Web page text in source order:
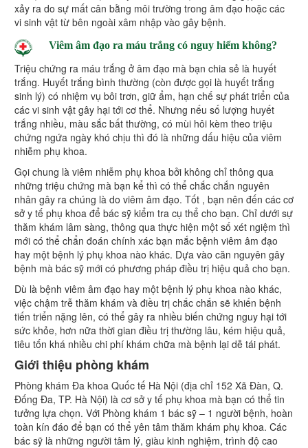
xảy ra do sự mất cân bằng môi trường trong âm đạo hoặc các
vi sinh vật từ bên ngoài xâm nhập vào gây bệnh.
Viêm âm đạo ra máu trắng có nguy hiểm không?
Triệu chứng ra máu trắng ở âm đạo mà bạn chia sẻ là huyết
trắng. Huyết trắng bình thường (còn được gọi là huyết trắng
sinh lý) có nhiệm vụ bôi trơn, giữ ẩm, hạn chế sự phát triển của
các vi sinh vật gây hại tới cơ thể. Nhưng nếu số lượng huyết
trắng nhiều, màu sắc bất thường, có mùi hôi kèm theo triệu
chứng ngứa ngày khó chịu thì đó là những dấu hiệu của viêm
nhiễm phụ khoa.
Gọi chung là viêm nhiễm phụ khoa bởi không chỉ thông qua
những triệu chứng mà bạn kể thì có thể chắc chắn nguyên
nhân gây ra chúng là do viêm âm đạo. Tốt , bạn nên đến các cơ
sở y tế phụ khoa để bác sỹ kiểm tra cụ thể cho bạn. Chỉ dưới sự
thăm khám lâm sàng, thông qua thực hiện một số xét ngiệm thì
mới có thể chẩn đoán chính xác bạn mắc bệnh viêm âm đạo
hay một bệnh lý phụ khoa nào khác. Dựa vào căn nguyên gây
bệnh mà bác sỹ mới có phương pháp điều trị hiệu quả cho bạn.
Dù là bệnh viêm âm đạo hay một bệnh lý phụ khoa nào khác,
việc chậm trễ thăm khám và điều trị chắc chắn sẽ khiến bệnh
tiến triển nặng lên, có thể gây ra nhiều biến chứng nguy hại tới
sức khỏe, hơn nữa thời gian điều trị thường lâu, kém hiệu quả,
tiêu tốn khá nhiều chi phí khám chữa mà bệnh lại dễ tái phát.
Giới thiệu phòng khám
Phòng khám Đa khoa Quốc tế Hà Nội (địa chỉ 152 Xã Đàn, Q.
Đống Đa, TP. Hà Nội) là cơ sở y tế phụ khoa mà bạn có thể tin
tưởng lựa chọn. Với Phòng khám 1 bác sỹ – 1 người bệnh, hoàn
toàn kín đáo để bạn có thể yên tâm thăm khám phụ khoa. Các
bác sỹ là những người tâm lý, giàu kinh nghiệm, trình độ cao